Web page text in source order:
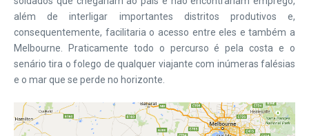
além de interligar importantes distritos produtivos e,
consequentemente, facilitaria o acesso entre eles e também a
Melbourne. Praticamente todo o percurso é pela costa e o
senário tira o folego de qualquer viajante com inúmeras falésias
e o mar que se perde no horizonte.